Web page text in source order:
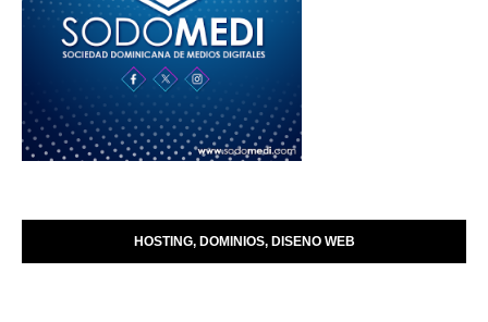
HOSTING, DOMINIOS, DISENO WEB